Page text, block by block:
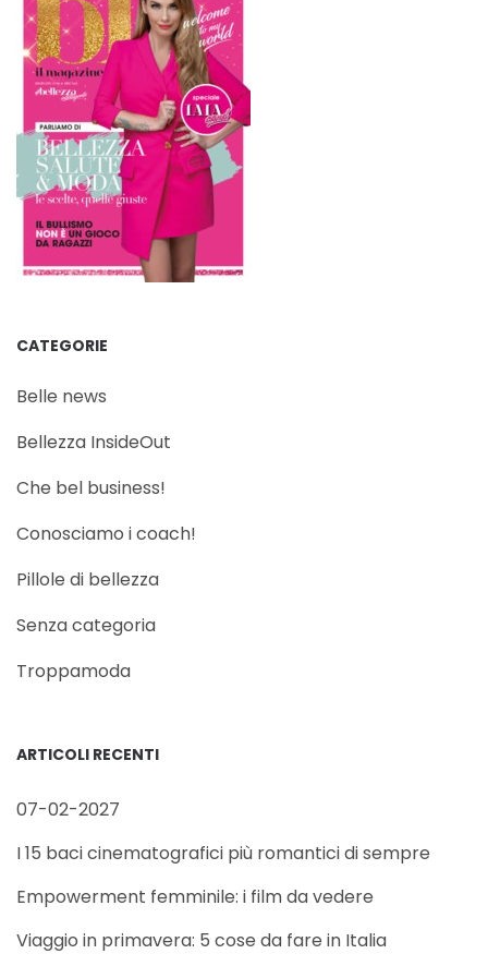
CATEGORIE
Belle news
Bellezza InsideOut
Che bel business!
Conosciamo i coach!
Pillole di bellezza
Senza categoria
Troppamoda
ARTICOLI RECENTI
07-02-2027
I 15 baci cinematografici più romantici di sempre
Empowerment femminile: i film da vedere
Viaggio in primavera: 5 cose da fare in Italia